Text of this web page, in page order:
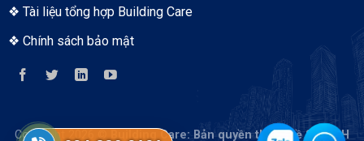
❖ Tài liệu tổng hợp Building Care
❖ Chính sách bảo mật
Copyright 2026 © Building Care: Bản quyền thuộc về S-TECH